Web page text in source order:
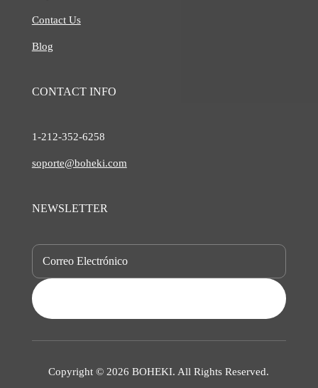
Contact Us
Blog
CONTACT INFO
1-212-352-6258
soporte@boheki.com
NEWSLETTER
Copyright © 2026 BOHEKI. All Rights Reserved.